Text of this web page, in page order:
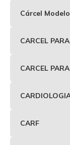
Cárcel Modelo
CARCEL
CARCEL
CARF